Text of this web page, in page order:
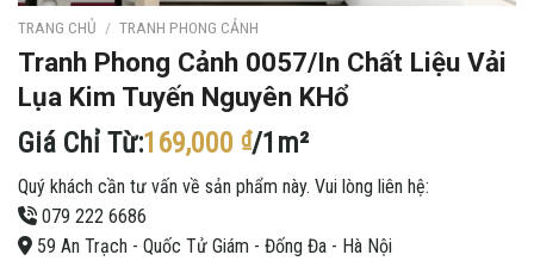
TRANG CHỦ / TRANH PHONG CẢNH
Tranh Phong Cảnh 0057/In Chất Liệu Vải
Lụa Kim Tuyến Nguyên KHổ
Giá Chỉ Từ:169,000 ₫/1m²
Quý khách cần tư vấn về sản phẩm này. Vui lòng liên hệ:
079 222 6686
59 An Trạch - Quốc Tử Giám - Đống Đa - Hà Nội